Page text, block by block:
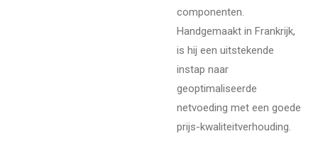
componenten.
Handgemaakt in Frankrijk,
is hij een uitstekende
instap naar
geoptimaliseerde
netvoeding met een goede
prijs-kwaliteitverhouding.